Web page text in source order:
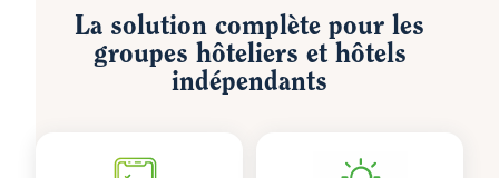
La solution complète pour les
groupes hôteliers et hôtels
indépendants